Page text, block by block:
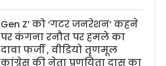
Gen Z’ को ‘गटर जनरेशन’ कहने
पर कंगना रनौत पर हमले का
दावा फर्जी , वीडियो तृणमूल
कांग्रेस की नेता प्रणयिता दास का